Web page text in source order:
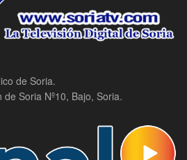
de Soria.
Soria Nº10, Bajo, Soria.